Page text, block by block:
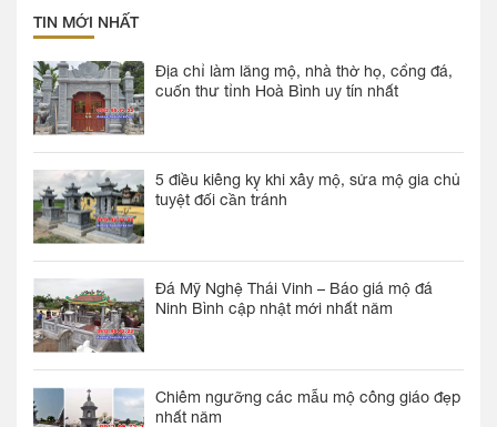
TIN MỚI NHẤT
Địa chỉ làm lăng mộ, nhà thờ họ, cổng đá,
cuốn thư tỉnh Hoà Bình uy tín nhất
5 điều kiêng kỵ khi xây mộ, sửa mộ gia chủ
tuyệt đối cần tránh
Đá Mỹ Nghệ Thái Vinh – Báo giá mộ đá
Ninh Bình cập nhật mới nhất năm
Chiêm ngưỡng các mẫu mộ công giáo đẹp
nhất năm